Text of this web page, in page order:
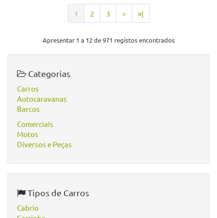
1 2 3 > »|
Apresentar 1 a 12 de 971 registos encontrados
Categorias
Carros
Autocaravanas
Barcos
Comerciais
Motos
Diversos e Peças
Tipos de Carros
Cabrio